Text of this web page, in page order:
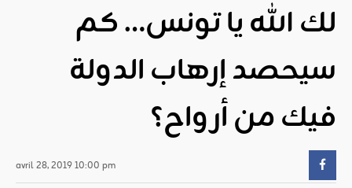
لك الله يا تونس… كم
سيحصد إرهاب الدولة
فيك من أرواح؟
avril 28, 2019 10:00 pm